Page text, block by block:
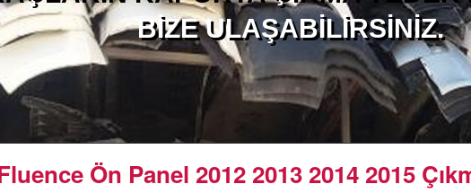
BIZE ULAŞABILIRSINIZ.
Ön Panel 2012 2013 2014 2015